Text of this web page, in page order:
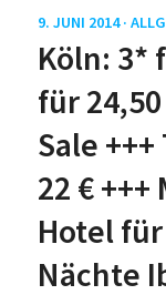
9. JUNI 2014 ·
Köln: 3*
für
Sale
22 €
Hotel für
Nächte